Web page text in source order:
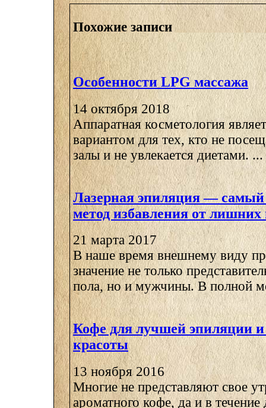
Похожие записи
Особенности LPG массажа
14 октября 2018
Аппаратная косметология
вариантом для тех, кто не
залы и не увлекается диетами. ...
Лазерная эпиляция —
метод избавления от лишних
21 марта 2017
В наше время внешнему виду
значение не только
пола, но и мужчины. В полной
Кофе для лучшей эпиляции и
красоты
13 ноября 2016
Многие не представляют свое
ароматного кофе, да и в течение